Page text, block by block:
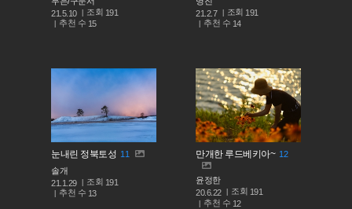
21.5.10
조회 191
추천 수 15
21.2.7
조회 191
추천 수 14
눈내린 정북토성 11
솔개
21.1.29
조회 191
추천 수 13
만개한 루드베키아~ 12
윤정한
20.6.22
조회 191
추천 수 12